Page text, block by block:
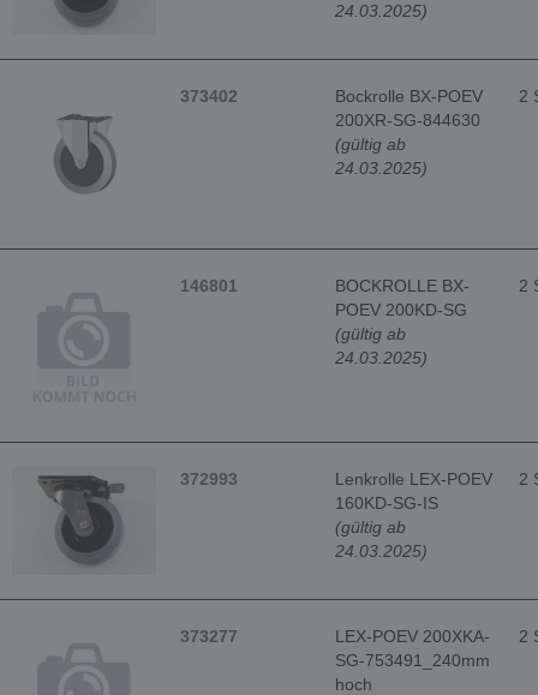
24.03.2025)
373402
Bockrolle BX-POEV
200XR-SG-844630
(gültig ab
24.03.2025)
2
146801
BOCKROLLE BX-
POEV 200KD-SG
(gültig ab
24.03.2025)
2
372993
Lenkrolle LEX-POEV
160KD-SG-IS
(gültig ab
24.03.2025)
2
373277
LEX-POEV 200XKA-
SG-753491_240mm
hoch
2